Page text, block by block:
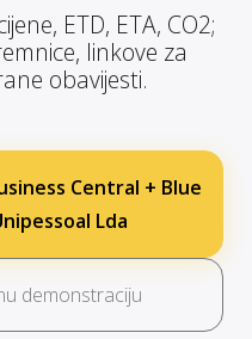
ETD, ETA, CO2;
linkove za
obavijesti.
Central + Blue
Lda
demonstraciju